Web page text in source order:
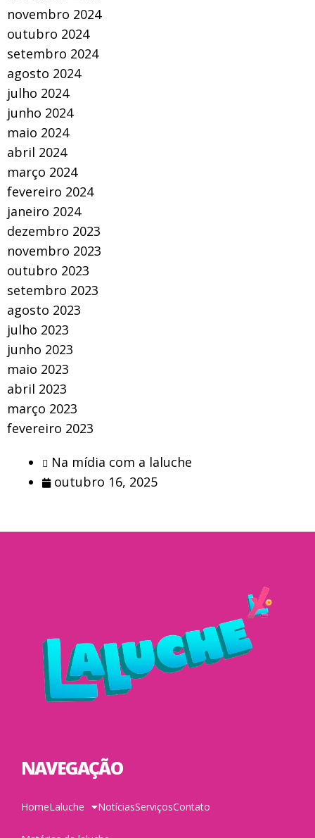
novembro 2024
outubro 2024
setembro 2024
agosto 2024
julho 2024
junho 2024
maio 2024
abril 2024
março 2024
fevereiro 2024
janeiro 2024
dezembro 2023
novembro 2023
outubro 2023
setembro 2023
agosto 2023
julho 2023
junho 2023
maio 2023
abril 2023
março 2023
fevereiro 2023
Na mídia com a laluche
outubro 16, 2025
NAVEGAÇÃO
HomeLaluche NotíciasServiçosContato